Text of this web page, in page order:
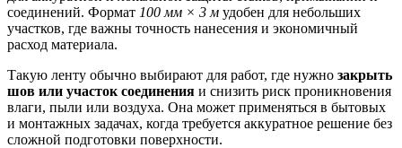
соединений. Формат 100 мм × 3 м удобен для небольших
участков, где важны точность нанесения и экономичный
расход материала.
Такую ленту обычно выбирают для работ, где нужно закрыть
шов или участок соединения и снизить риск проникновения
влаги, пыли или воздуха. Она может применяться в бытовых
и монтажных задачах, когда требуется аккуратное решение без
сложной подготовки поверхности.